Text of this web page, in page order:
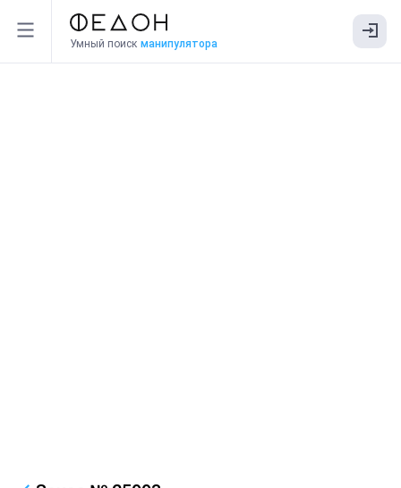
Умный поиск манипулятора